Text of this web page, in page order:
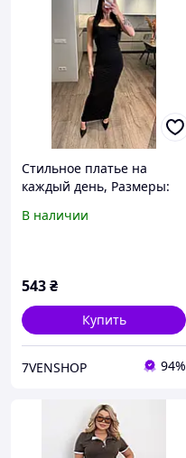
Стильное платье на
каждый день, Размеры:
меланж, черный
В наличии
543₴
Купить
7VENSHOP 94%